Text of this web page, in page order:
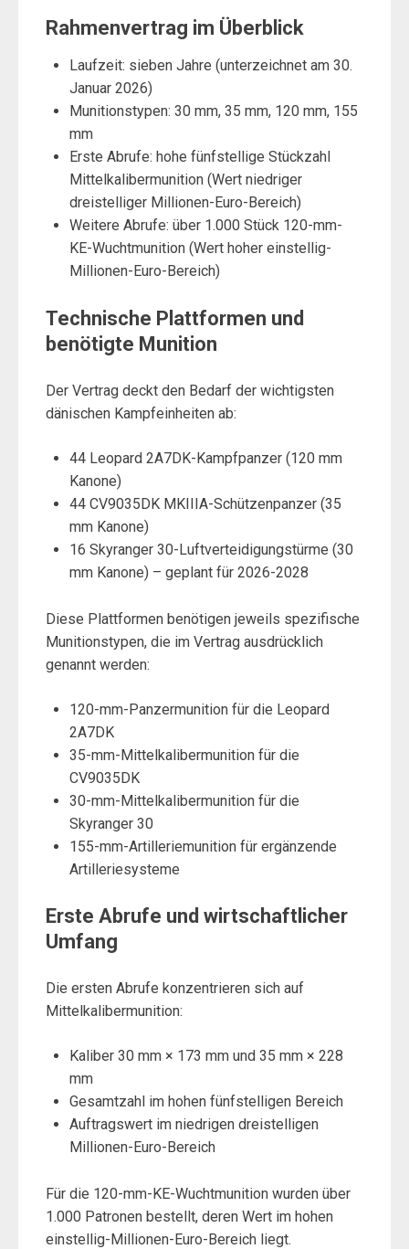
Rahmenvertrag im Überblick
Laufzeit: sieben Jahre (unterzeichnet am 30.
Januar 2026)
Munitionstypen: 30 mm, 35 mm, 120 mm, 155
mm
Erste Abrufe: hohe fünfstellige Stückzahl
Mittelkalibermunition (Wert niedriger
dreistelliger Millionen-Euro-Bereich)
Weitere Abrufe: über 1.000 Stück 120-mm-
KE-Wuchtmunition (Wert hoher einstellig-
Millionen-Euro-Bereich)
Technische Plattformen und
benötigte Munition
Der Vertrag deckt den Bedarf der wichtigsten
dänischen Kampfeinheiten ab:
44 Leopard 2A7DK-Kampfpanzer (120 mm
Kanone)
44 CV9035DK MKIIIA-Schützenpanzer (35
mm Kanone)
16 Skyranger 30-Luftverteidigungstürme (30
mm Kanone) – geplant für 2026-2028
Diese Plattformen benötigen jeweils spezifische
Munitionstypen, die im Vertrag ausdrücklich
genannt werden:
120-mm-Panzermunition für die Leopard
2A7DK
35-mm-Mittelkalibermunition für die
CV9035DK
30-mm-Mittelkalibermunition für die
Skyranger 30
155-mm-Artilleriemunition für ergänzende
Artilleriesysteme
Erste Abrufe und wirtschaftlicher
Umfang
Die ersten Abrufe konzentrieren sich auf
Mittelkalibermunition:
Kaliber 30 mm × 173 mm und 35 mm × 228
mm
Gesamtzahl im hohen fünfstelligen Bereich
Auftragswert im niedrigen dreistelligen
Millionen-Euro-Bereich
Für die 120-mm-KE-Wuchtmunition wurden über
1.000 Patronen bestellt, deren Wert im hohen
einstellig-Millionen-Euro-Bereich liegt.